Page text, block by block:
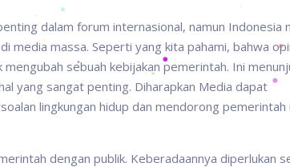
dalam forum internasional, namun Indonesia
media massa. Seperti yang kita pahami, bahwa
sebuah kebijakan pemerintah. Ini
yang sangat penting. Diharapkan Media dapat
lingkungan hidup dan mendorong pemerintah
dengan publik. Keberadaannya diperlukan